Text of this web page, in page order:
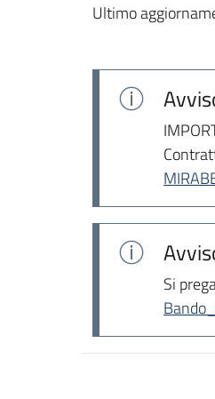
Ultimo
Si